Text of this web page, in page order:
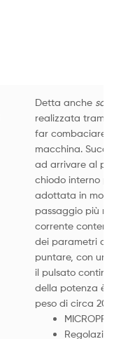
Detta anche
realizzata
far combaciare
macchina.
ad arrivare al
chiodo interno
adottata in molti
passaggio più
corrente
dei parametri di
puntare, con un
il pulsato
della potenza è
peso di circa 20